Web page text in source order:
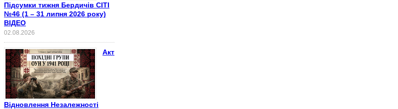
Підсумки тижня Бердичів СІТІ
№46 (1 – 31 липня 2026 року)
ВІДЕО
02.08.2026
Акт
Відновлення Незалежності